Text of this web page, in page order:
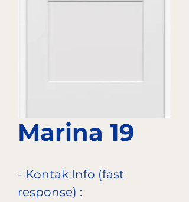
Marina 19
- Kontak Info (fast
response) :